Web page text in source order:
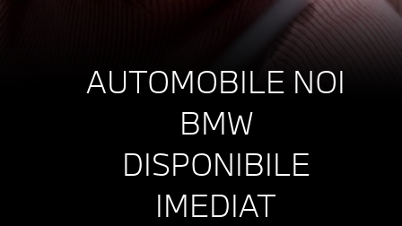
AUTOMOBILE NOI
BMW
DISPONIBILE
IMEDIAT